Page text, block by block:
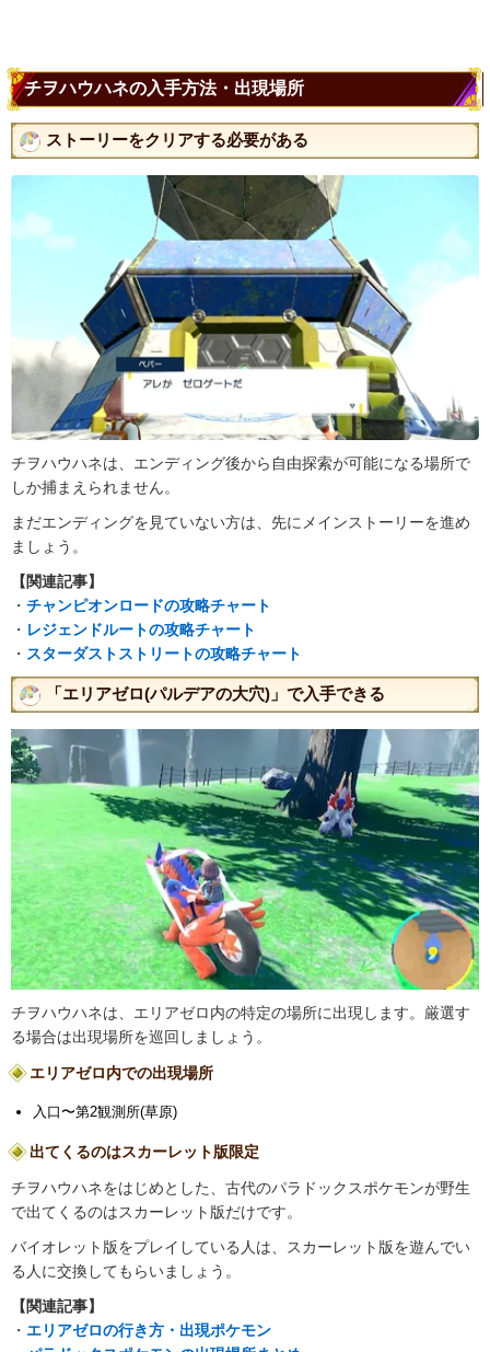
チヲハウハネの入手方法・出現場所
ストーリーをクリアする必要がある
チヲハウハネは、エンディング後から自由探索が可能になる場所で
しか捕まえられません。
まだエンディングを見ていない方は、先にメインストーリーを進め
ましょう。
【関連記事】
・ チャンピオンロードの攻略チャート
・ レジェンドルートの攻略チャート
・ スターダストストリートの攻略チャート
「エリアゼロ(パルデアの大穴)」で入手できる
チヲハウハネは、エリアゼロ内の特定の場所に出現します。厳選す
る場合は出現場所を巡回しましょう。
エリアゼロ内での出現場所
入口〜第2観測所(草原)
出てくるのはスカーレット版限定
チヲハウハネをはじめとした、古代のパラドックスポケモンが野生
で出てくるのはスカーレット版だけです。
バイオレット版をプレイしている人は、スカーレット版を遊んでい
る人に交換してもらいましょう。
【関連記事】
・ エリアゼロの行き方・出現ポケモン